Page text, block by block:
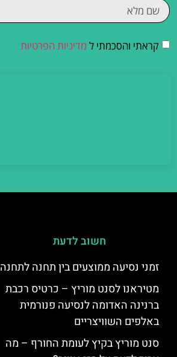
קראתי והסכמתי ל מדיניות הפרטיות
חשוב לדעת
זמני נסיעה ממוצעים בין תחנה לתחנה
מטיראנו לסנט מוריץ – כרטיס רכבת
ברנינה האדומה לנסיעה פנורמית
באלפים השוויצריים
סנט מוריץ בקיץ לעומת החורף – מה